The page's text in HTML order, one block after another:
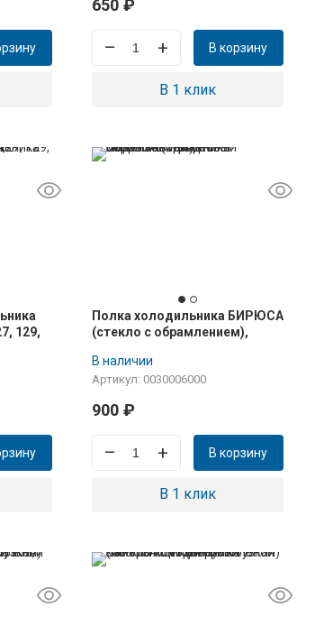
650 ₽
– + В корзину
В 1 клик
129,
Полка холодильника БИРЮСА
(стекло с обрамлением),
В наличии
Артикул: 0030006000
900 ₽
– + В корзину
В 1 клик